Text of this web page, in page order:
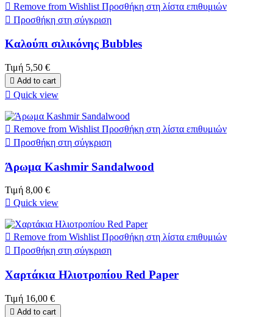
 Remove from Wishlist Προσθήκη στη λίστα επιθυμιών
 Προσθήκη στη σύγκριση
Καλούπι σιλικόνης Bubbles
Τιμή 5,50 €
 Add to cart
 Quick view
 Remove from Wishlist Προσθήκη στη λίστα επιθυμιών
 Προσθήκη στη σύγκριση
Άρωμα Kashmir Sandalwood
Τιμή 8,00 €
 Quick view
 Remove from Wishlist Προσθήκη στη λίστα επιθυμιών
 Προσθήκη στη σύγκριση
Χαρτάκια Ηλιοτροπίου Red Paper
Τιμή 16,00 €
 Add to cart